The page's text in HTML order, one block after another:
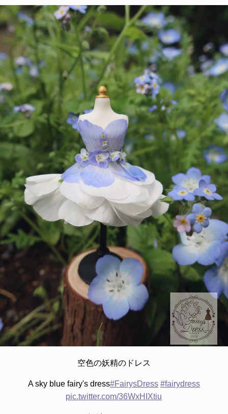
空色の妖精のドレス
A sky blue fairy's dress#FairysDress #fairydress
pic.twitter.com/36WxHIXtiu